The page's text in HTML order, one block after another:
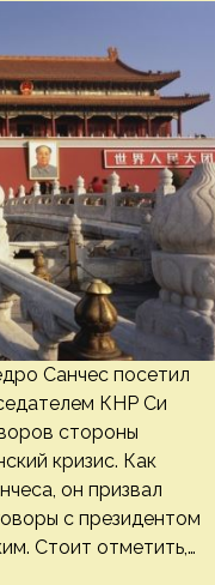
Санчес посетил
КНР Си
стороны
кризис. Как
он призвал
с президентом
Стоит отметить,…